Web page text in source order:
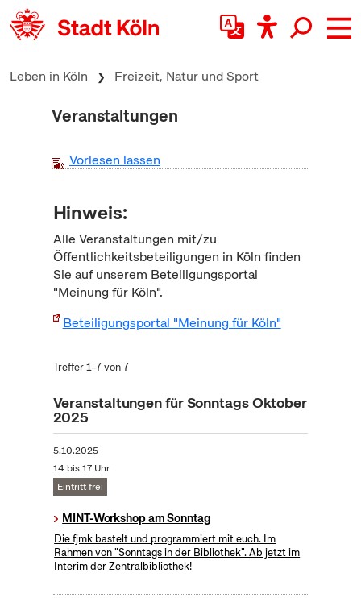
zum Inhalt springen
Leben in Köln Freizeit, Natur und Sport
Veranstaltungen
Vorlesen lassen
Hinweis:
Alle Veranstaltungen mit/zu
Öffentlichkeitsbeteiligungen in Köln finden
Sie auf unserem Beteiligungsportal
"Meinung für Köln".
Beteiligungsportal "Meinung für Köln"
Treffer 1–7 von 7
Veranstaltungen für Sonntags Oktober
2025
5.10.2025
14 bis 17 Uhr
Eintritt frei
MINT-Workshop am Sonntag
Die fjmk bastelt und programmiert mit euch. Im
Rahmen von "Sonntags in der Bibliothek". Ab jetzt im
Interim der Zentralbibliothek!